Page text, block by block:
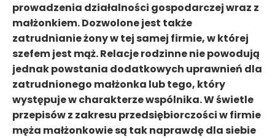
prowadzenia działalności gospodarczej wraz z
małżonkiem. Dozwolone jest także
zatrudnianie żony w tej samej firmie, w której
szefem jest mąż. Relacje rodzinne nie powodują
jednak powstania dodatkowych uprawnień dla
zatrudnionego małżonka lub tego, który
występuje w charakterze wspólnika. W świetle
przepisów z zakresu przedsiębiorczości w firmie
męża małżonkowie są tak naprawdę dla siebie